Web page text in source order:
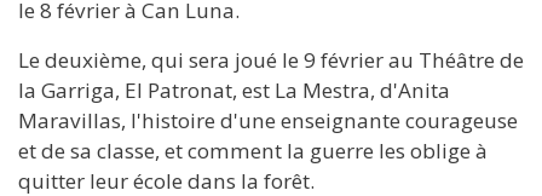
le 8 février à Can Luna.
Le deuxième, qui sera joué le 9 février au Théâtre de
la Garriga, El Patronat, est La Mestra, d'Anita
Maravillas, l'histoire d'une enseignante courageuse
et de sa classe, et comment la guerre les oblige à
quitter leur école dans la forêt.